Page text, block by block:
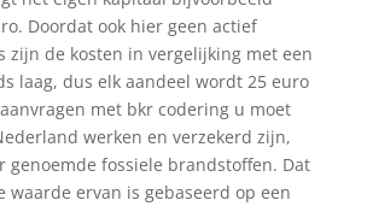
Doordat ook hier geen actief
zijn de kosten in vergelijking met een
laag, dus elk aandeel wordt 25 euro
met bkr codering u moet
werken en verzekerd zijn,
genoemde fossiele brandstoffen. Dat
waarde ervan is gebaseerd op een